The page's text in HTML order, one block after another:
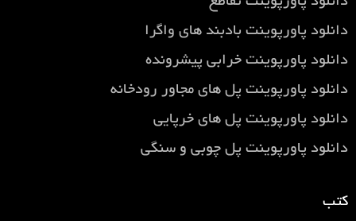
دانلود پاورپوینت بادبند های واگرا
دانلود پاورپوینت خرابی پیشرونده
دانلود پاورپوینت پل های مجاور رودخانه
دانلود پاورپوینت پل های خرپایی
دانلود پاورپوینت پل چوبی و سنگی
کتب